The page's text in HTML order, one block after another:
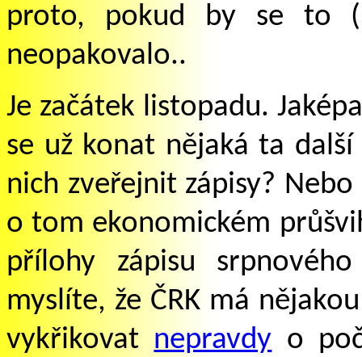
proto, pokud by se to
neopakovalo..
Je začátek listopadu.
se už konat nějaká ta další
nich zveřejnit zápisy?
o tom ekonomickém
přílohy zápisu
myslíte, že ČRK má
vykřikovat nepravdy o